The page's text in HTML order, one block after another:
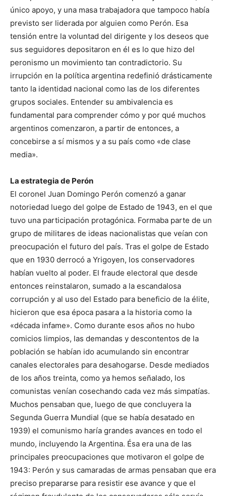
único apoyo, y una masa trabajadora que tampoco había
previsto ser liderada por alguien como Perón. Esa
tensión entre la voluntad del dirigente y los deseos que
sus seguidores depositaron en él es lo que hizo del
peronismo un movimiento tan contradictorio. Su
irrupción en la política argentina redefinió drásticamente
tanto la identidad nacional como las de los diferentes
grupos sociales. Entender su ambivalencia es
fundamental para comprender cómo y por qué muchos
argentinos comenzaron, a partir de entonces, a
concebirse a sí mismos y a su país como «de clase
media».
La estrategia de Perón
El coronel Juan Domingo Perón comenzó a ganar
notoriedad luego del golpe de Estado de 1943, en el que
tuvo una participación protagónica. Formaba parte de un
grupo de militares de ideas nacionalistas que veían con
preocupación el futuro del país. Tras el golpe de Estado
que en 1930 derrocó a Yrigoyen, los conservadores
habían vuelto al poder. El fraude electoral que desde
entonces reinstalaron, sumado a la escandalosa
corrupción y al uso del Estado para beneficio de la élite,
hicieron que esa época pasara a la historia como la
«década infame». Como durante esos años no hubo
comicios limpios, las demandas y descontentos de la
población se habían ido acumulando sin encontrar
canales electorales para desahogarse. Desde mediados
de los años treinta, como ya hemos señalado, los
comunistas venían cosechando cada vez más simpatías.
Muchos pensaban que, luego de que concluyera la
Segunda Guerra Mundial (que se había desatado en
1939) el comunismo haría grandes avances en todo el
mundo, incluyendo la Argentina. Ésa era una de las
principales preocupaciones que motivaron el golpe de
1943: Perón y sus camaradas de armas pensaban que era
preciso prepararse para resistir ese avance y que el